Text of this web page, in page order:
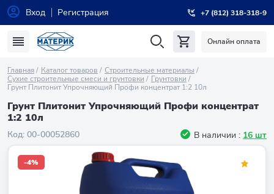
Вход Регистрация +7 (812) 318-318-9
Онлайн оплата
Главная Каталог товаров
Строительные материалы
Сухие строительные смеси и грунтовки
Грунтовки
Грунт Плитонит Упрочняющий Профи концентрат 1:2 10л
Грунт Плитонит Упрочняющий Профи концентрат
1:2 10л
Код: 00-00052860 В наличии : 16 шт
-4%